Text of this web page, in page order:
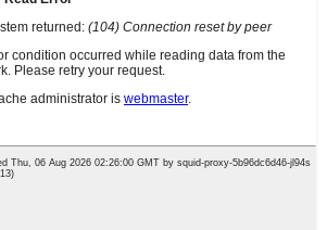
kaynak teknolojisi